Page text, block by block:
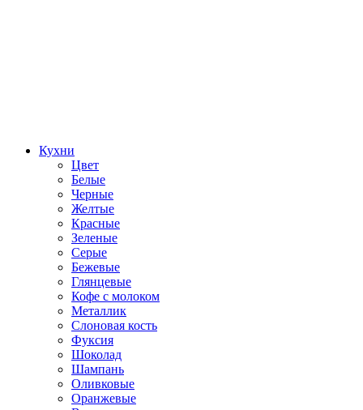
Кухни
Цвет
Белые
Черные
Желтые
Красные
Зеленые
Серые
Бежевые
Глянцевые
Кофе с молоком
Металлик
Слоновая кость
Фуксия
Шоколад
Шампань
Оливковые
Оранжевые